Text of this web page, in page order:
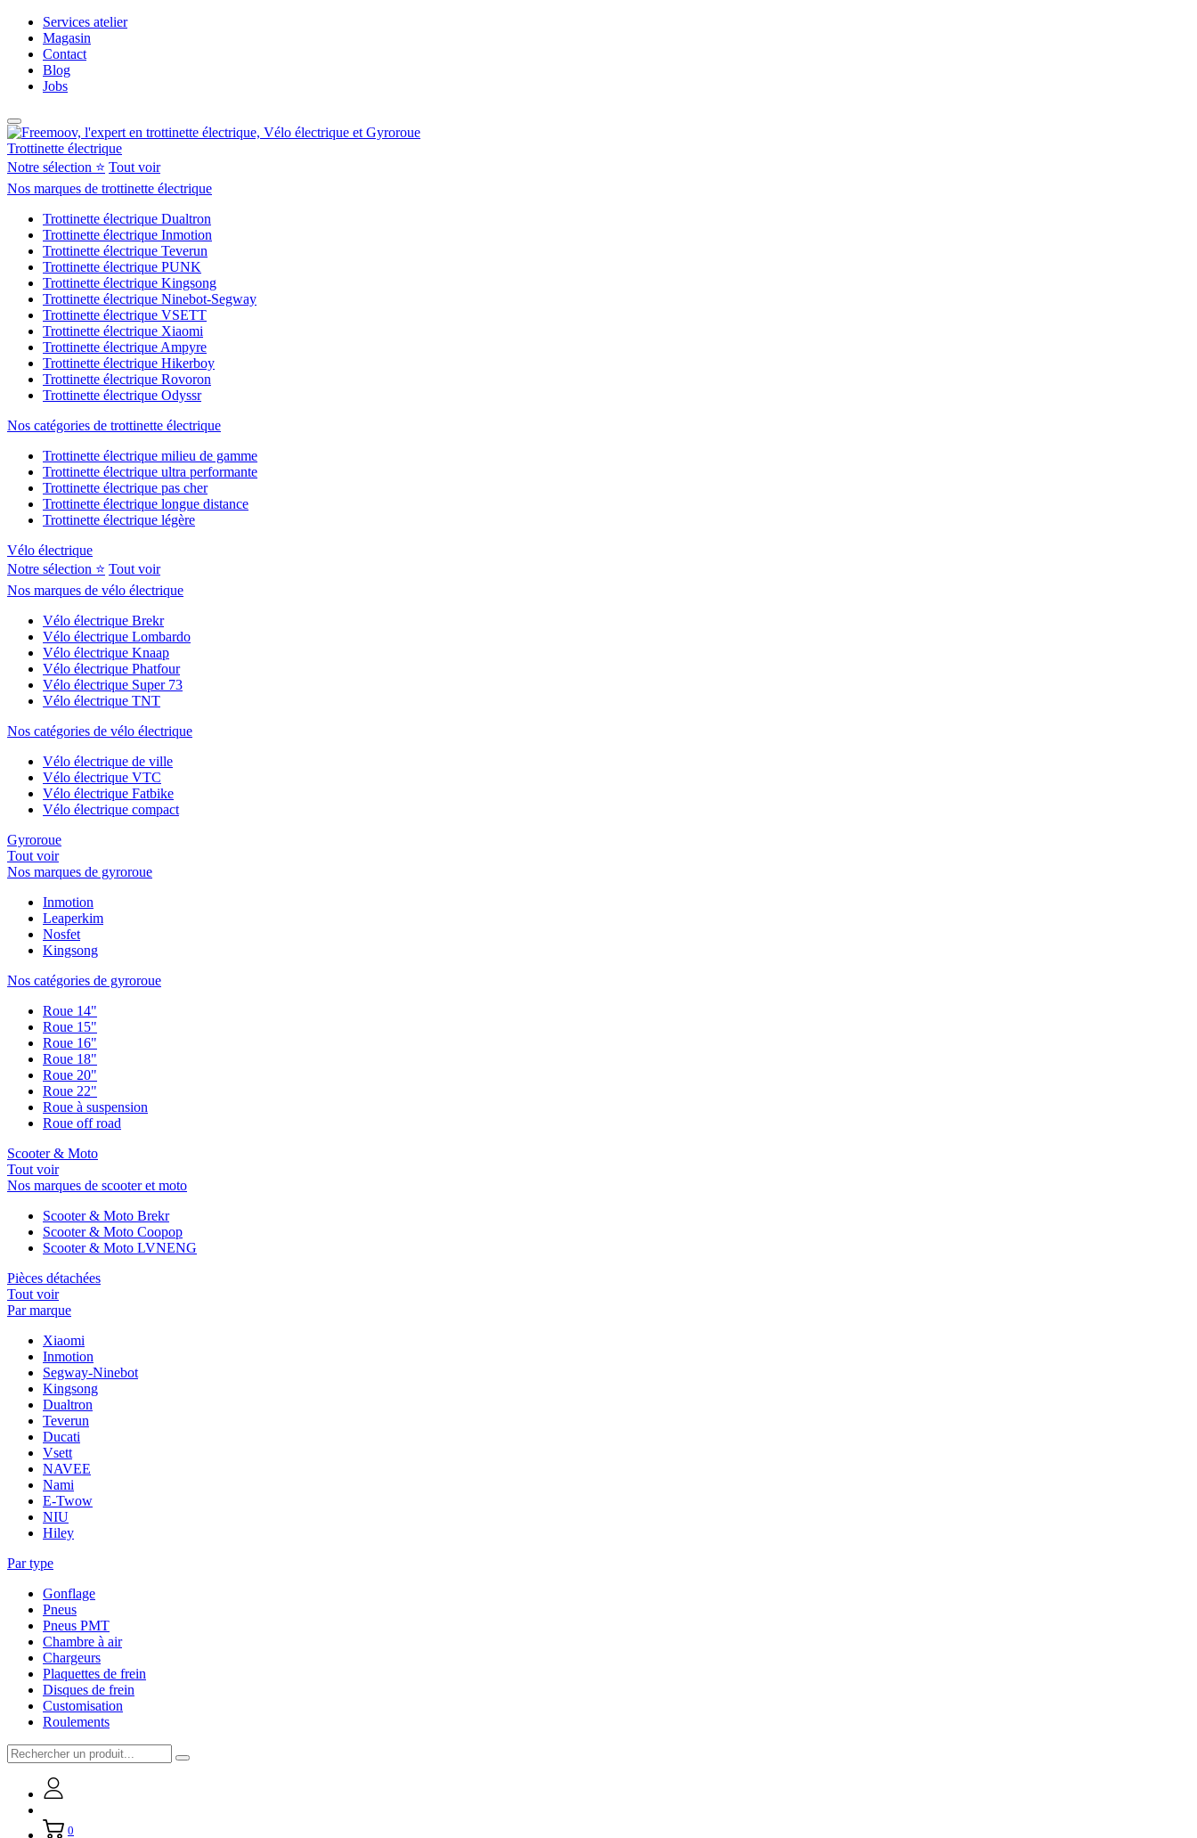
Services atelier
Magasin
Contact
Blog
Jobs
Trottinette électrique
Notre sélection ⭐ Tout voir
Nos marques de trottinette électrique
Trottinette électrique Dualtron
Trottinette électrique Inmotion
Trottinette électrique Teverun
Trottinette électrique PUNK
Trottinette électrique Kingsong
Trottinette électrique Ninebot-Segway
Trottinette électrique VSETT
Trottinette électrique Xiaomi
Trottinette électrique Ampyre
Trottinette électrique Hikerboy
Trottinette électrique Rovoron
Trottinette électrique Odyssr
Nos catégories de trottinette électrique
Trottinette électrique milieu de gamme
Trottinette électrique ultra performante
Trottinette électrique pas cher
Trottinette électrique longue distance
Trottinette électrique légère
Vélo électrique
Notre sélection ⭐ Tout voir
Nos marques de vélo électrique
Vélo électrique Brekr
Vélo électrique Lombardo
Vélo électrique Knaap
Vélo électrique Phatfour
Vélo électrique Super 73
Vélo électrique TNT
Nos catégories de vélo électrique
Vélo électrique de ville
Vélo électrique VTC
Vélo électrique Fatbike
Vélo électrique compact
Gyroroue
Tout voir
Nos marques de gyroroue
Inmotion
Leaperkim
Nosfet
Kingsong
Nos catégories de gyroroue
Roue 14"
Roue 15"
Roue 16"
Roue 18"
Roue 20"
Roue 22"
Roue à suspension
Roue off road
Scooter & Moto
Tout voir
Nos marques de scooter et moto
Scooter & Moto Brekr
Scooter & Moto Coopop
Scooter & Moto LVNENG
Pièces détachées
Tout voir
Par marque
Xiaomi
Inmotion
Segway-Ninebot
Kingsong
Dualtron
Teverun
Ducati
Vsett
NAVEE
Nami
E-Twow
NIU
Hiley
Par type
Gonflage
Pneus
Pneus PMT
Chambre à air
Chargeurs
Plaquettes de frein
Disques de frein
Customisation
Roulements
0